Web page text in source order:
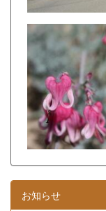
お知らせ